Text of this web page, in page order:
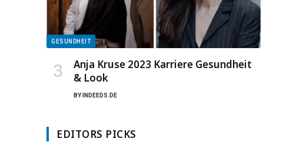
GESUNDHEIT
Anja Kruse 2023 Karriere Gesundheit
& Look
BY INDEEDS.DE
EDITORS PICKS